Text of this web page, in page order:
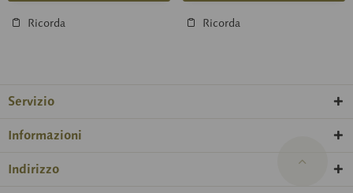
Ricorda Ricorda
Servizio
Informazioni
Indirizzo